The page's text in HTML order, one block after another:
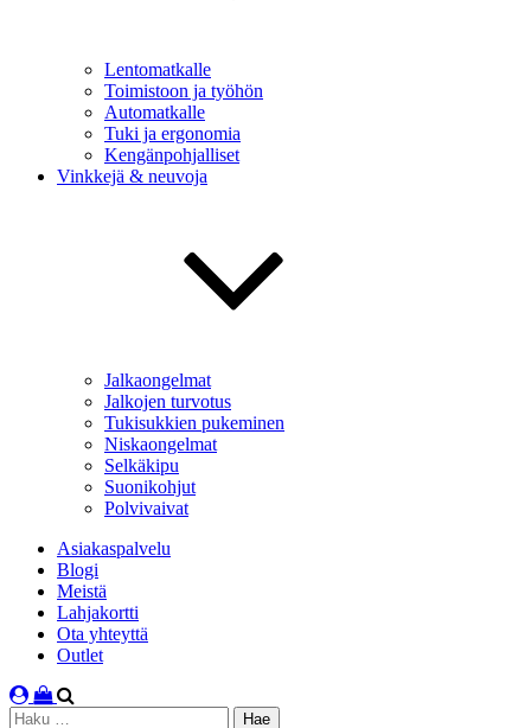
Lentomatkalle
Toimistoon ja työhön
Automatkalle
Tuki ja ergonomia
Kengänpohjalliset
Vinkkejä & neuvoja
Jalkaongelmat
Jalkojen turvotus
Tukisukkien pukeminen
Niskaongelmat
Selkäkipu
Suonikohjut
Polvivaivat
Asiakaspalvelu
Blogi
Meistä
Lahjakortti
Ota yhteyttä
Outlet
Haku: